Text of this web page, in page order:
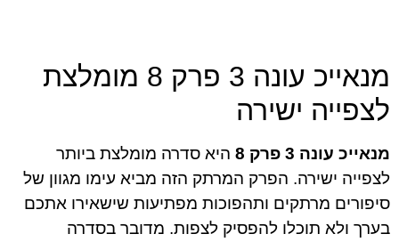
מנאייכ עונה 3 פרק 8 מומלצת
לצפייה ישירה
מנאייכ עונה 3 פרק 8
היא סדרה מומלצת ביותר
לצפייה ישירה. הפרק המרתק הזה מביא עימו מגוון של
סיפורים מרתקים ותהפוכות מפתיעות שישאירו אתכם
בערך ולא תוכלו להפסיק לצפות. מדובר בסדרה